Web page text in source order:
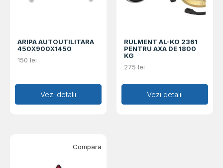
ARIPA AUTOUTILITARA
450X900X1450
150 lei
Adaugă în coș
Vezi detalii
RULMENT AL-KO 2361
PENTRU AXA DE 1800
KG
275 lei
Adaugă în coș
Vezi detalii
Compara